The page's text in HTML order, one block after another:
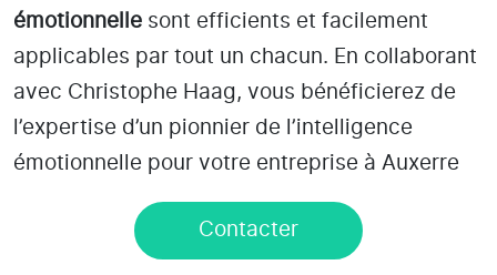
émotionnelle sont efficients et facilement
applicables par tout un chacun. En collaborant
avec Christophe Haag, vous bénéficierez de
l’expertise d’un pionnier de l’intelligence
émotionnelle pour votre entreprise à Auxerre
Contacter